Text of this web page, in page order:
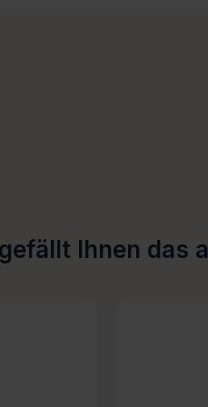
Ihnen das